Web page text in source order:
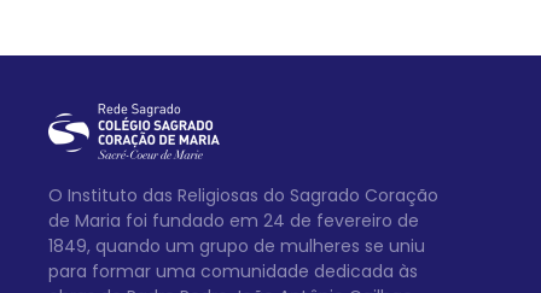
O Instituto das Religiosas do Sagrado Coração
de Maria foi fundado em 24 de fevereiro de
1849, quando um grupo de mulheres se uniu
para formar uma comunidade dedicada às